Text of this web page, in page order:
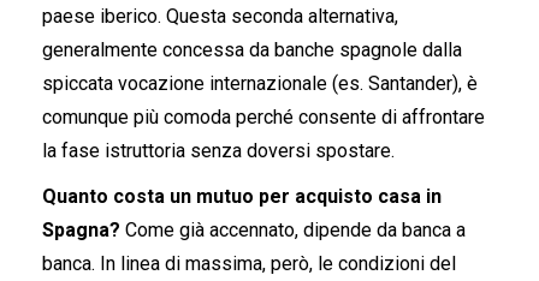
paese iberico. Questa seconda alternativa,
generalmente concessa da banche spagnole dalla
spiccata vocazione internazionale (es. Santander), è
comunque più comoda perché consente di affrontare
la fase istruttoria senza doversi spostare.
Quanto costa un mutuo per acquisto casa in
Spagna? Come già accennato, dipende da banca a
banca. In linea di massima, però, le condizioni del